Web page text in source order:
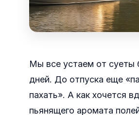
Мы все устаем от суеты
дней. До отпуска еще
пахать». А как хочется
пьянящего аромата